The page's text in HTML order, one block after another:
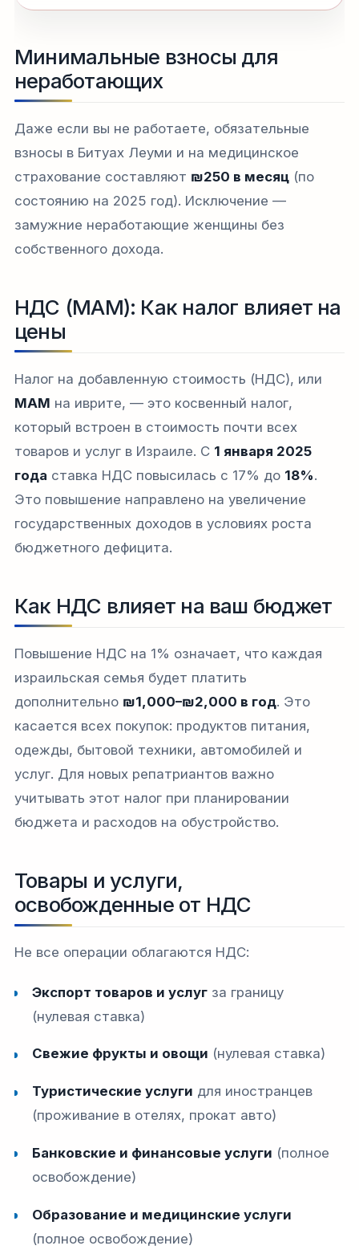
Минимальные взносы для
неработающих
Даже если вы не работаете, обязательные
взносы в Битуах Леуми и на медицинское
страхование составляют ₪250 в месяц (по
состоянию на 2025 год). Исключение —
замужние неработающие женщины без
собственного дохода.​
НДС (МАМ): Как налог влияет на
цены
Налог на добавленную стоимость (НДС), или
МАМ на иврите, — это косвенный налог,
который встроен в стоимость почти всех
товаров и услуг в Израиле. С 1 января 2025
года ставка НДС повысилась с 17% до 18%.
Это повышение направлено на увеличение
государственных доходов в условиях роста
бюджетного дефицита.​​
Как НДС влияет на ваш бюджет
Повышение НДС на 1% означает, что каждая
израильская семья будет платить
дополнительно ₪1,000–₪2,000 в год. Это
касается всех покупок: продуктов питания,
одежды, бытовой техники, автомобилей и
услуг. Для новых репатриантов важно
учитывать этот налог при планировании
бюджета и расходов на обустройство.​​
Товары и услуги,
освобожденные от НДС
Не все операции облагаются НДС:​​
Экспорт товаров и услуг за границу
(нулевая ставка)​
Свежие фрукты и овощи (нулевая ставка)​​
Туристические услуги для иностранцев
(проживание в отелях, прокат авто)​
Банковские и финансовые услуги (полное
освобождение)​
Образование и медицинские услуги
(полное освобождение)​